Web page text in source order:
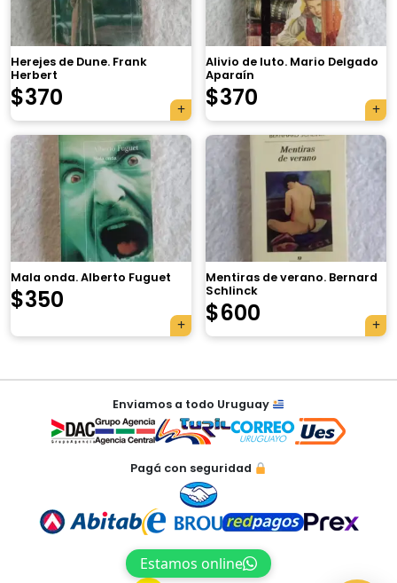
Herejes de Dune. Frank
Herbert
$370
Alivio de luto. Mario Delgado
Aparaín
$370
Mala onda. Alberto Fuguet
$350
Mentiras de verano. Bernard
Schlinck
$600
Navegación
entradas
Enviamos a todo Uruguay
Pagá con seguridad
Estamos online
×
Tu carrito está vacío.
automáticamente.